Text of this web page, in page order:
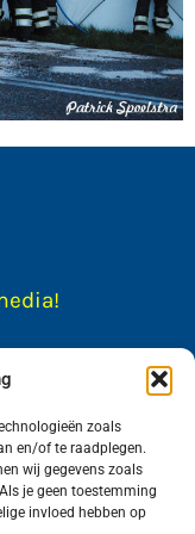
zoals
en/of te raadplegen.
wij gegevens zoals
je geen toestemming
invloed hebben op